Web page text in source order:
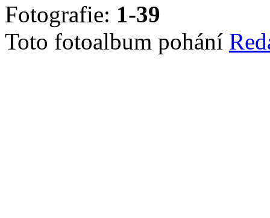
Fotografie: 1-39
Toto fotoalbum pohání